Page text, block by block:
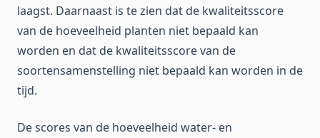
laagst. Daarnaast is te zien dat de kwaliteitsscore
van de hoeveelheid planten niet bepaald kan
worden en dat de kwaliteitsscore van de
soortensamenstelling niet bepaald kan worden in de
tijd.
De scores van de hoeveelheid water- en